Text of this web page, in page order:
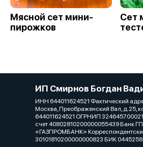
Мясной сет мини-
пирожков
Сет
ИП Смирнов Богдан
ИНН 644011624521 Фактический
Москва, Преображенский Вал, д.25,
644011624521 ОГРНИП
счет 40802810200000055439 Банк
«ГАЗПРОМБАНК»
30101810200000000823 БИК